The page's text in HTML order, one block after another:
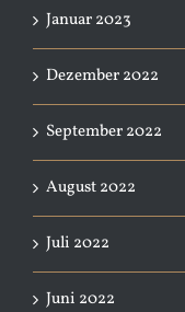
Januar 2023
Dezember 2022
September 2022
August 2022
Juli 2022
Juni 2022